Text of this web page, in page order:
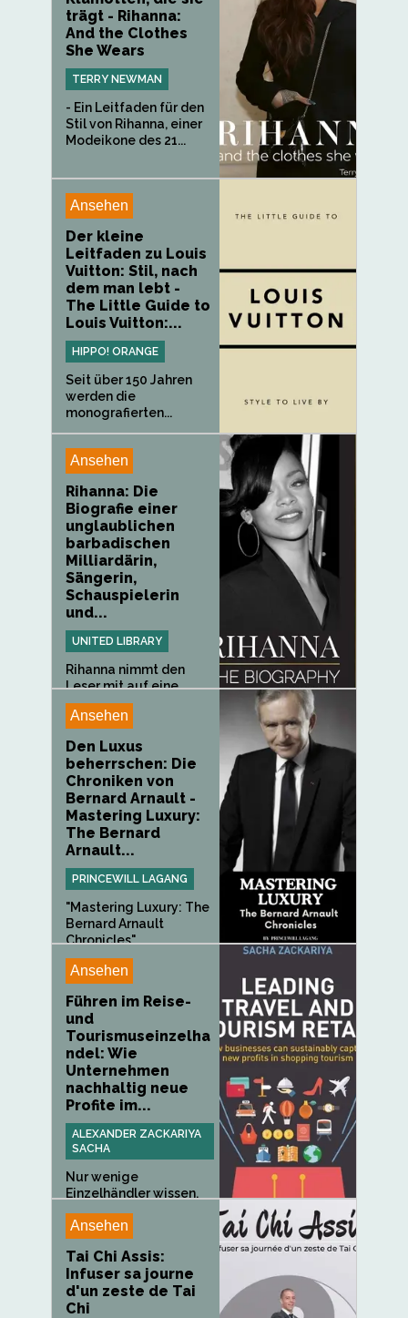
trägt - Rihanna:
And the Clothes
She Wears
TERRY NEWMAN
- Ein Leitfaden für den
Stil von Rihanna, einer
Modeikone des 21...
Ansehen
Der kleine
Leitfaden zu Louis
Vuitton: Stil, nach
dem man lebt -
The Little Guide to
Louis Vuitton:...
HIPPO! ORANGE
Seit über 150 Jahren
werden die
monografierten...
Ansehen
Rihanna: Die
Biografie einer
unglaublichen
barbadischen
Milliardärin,
Sängerin,
Schauspielerin
und...
UNITED LIBRARY
Rihanna nimmt den
Leser mit auf eine
spannende...
Ansehen
Den Luxus
beherrschen: Die
Chroniken von
Bernard Arnault -
Mastering Luxury:
The Bernard
Arnault...
PRINCEWILL LAGANG
"Mastering Luxury: The
Bernard Arnault
Chronicles"...
Ansehen
Führen im Reise-
und
Tourismuseinzelha
ndel: Wie
Unternehmen
nachhaltig neue
Profite im...
ALEXANDER ZACKARIYA
SACHA
Nur wenige
Einzelhändler wissen,
Ansehen
Tai Chi Assis:
Infuser sa journe
d'un zeste de Tai
Chi